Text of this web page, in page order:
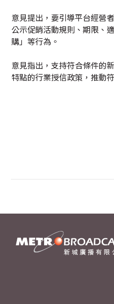
意見提出，要引導平台經營
公示促銷活動規則、期限、
購」等行為。
意見指出，支持符合條件的
特點的行業授信政策，推動